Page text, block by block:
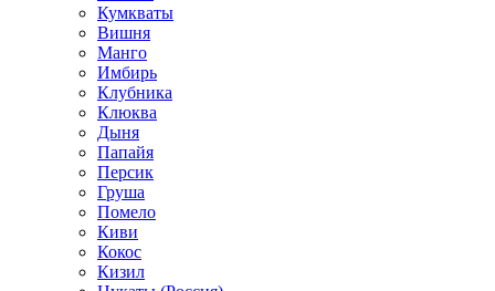
Кумкваты
Вишня
Манго
Имбирь
Клубника
Клюква
Дыня
Папайя
Персик
Груша
Помело
Киви
Кокос
Кизил